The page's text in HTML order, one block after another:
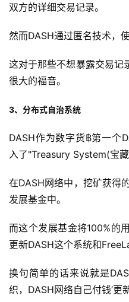
双方的详细交易记录。
然而DASH通过匿名技术，
这对于那些不想暴露交易记
很大的福音。
3、分布式自治系统
DASH作为数字货฿第一个
入了"Treasury System(宝藏
在DASH网络中，挖矿获得
发展基金中。
而这个发展基金将100%的
更新DASH这个系统和
换句简单的话来说就是
织，DASH网络自己付钱‘更新